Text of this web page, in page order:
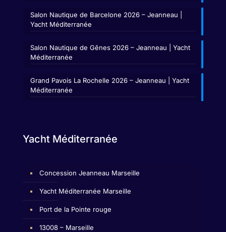
Salon Nautique de Barcelone 2026 – Jeanneau |
Yacht Méditerranée
Salon Nautique de Gênes 2026 – Jeanneau | Yacht
Méditerranée
Grand Pavois La Rochelle 2026 – Jeanneau | Yacht
Méditerranée
Yacht Méditerranée
Concession Jeanneau Marseille
Yacht Méditerranée Marseille
Port de la Pointe rouge
13008 – Marseille